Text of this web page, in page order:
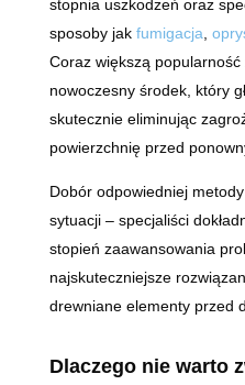
stopnia uszkodzeń oraz
sposoby jak fumigacja,
Coraz większą
nowoczesny środek, który
skutecznie eliminując
powierzchnię przed
Dobór odpowiedniej
sytuacji – specjaliści
stopień zaawansowania
najskuteczniejsze
drewniane elementy przed
Dlaczego nie warto